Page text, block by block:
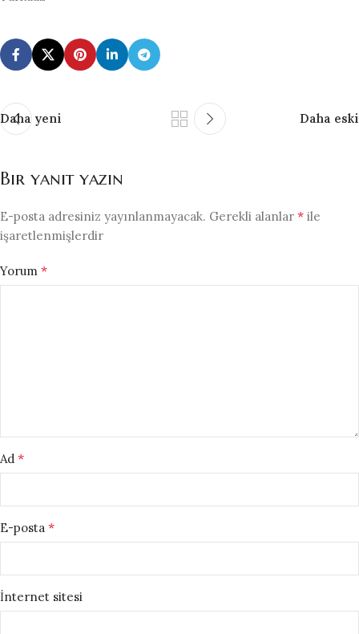
Daha yeni Daha eski
Bir yanıt yazın
E-posta adresiniz yayınlanmayacak. Gerekli alanlar * ile
işaretlenmişlerdir
Yorum *
Ad *
E-posta *
İnternet sitesi